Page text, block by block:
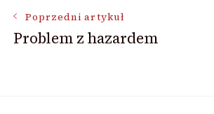
Poprzedni artykuł
Problem z hazardem